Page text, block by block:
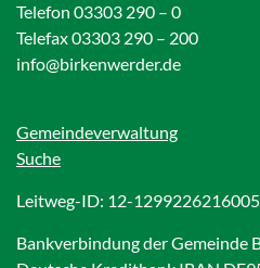
Telefon 03303 290 – 0
Telefax 03303 290 – 200
info@birkenwerder.de
Gemeindeverwaltung
Suche
Leitweg-ID: 12-
Bankverbindung der Gemeinde